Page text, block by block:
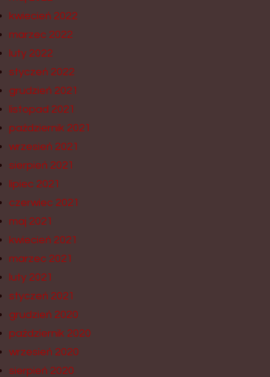
kwiecień 2022
marzec 2022
luty 2022
styczeń 2022
grudzień 2021
listopad 2021
październik 2021
wrzesień 2021
sierpień 2021
lipiec 2021
czerwiec 2021
maj 2021
kwiecień 2021
marzec 2021
luty 2021
styczeń 2021
grudzień 2020
październik 2020
wrzesień 2020
sierpień 2020